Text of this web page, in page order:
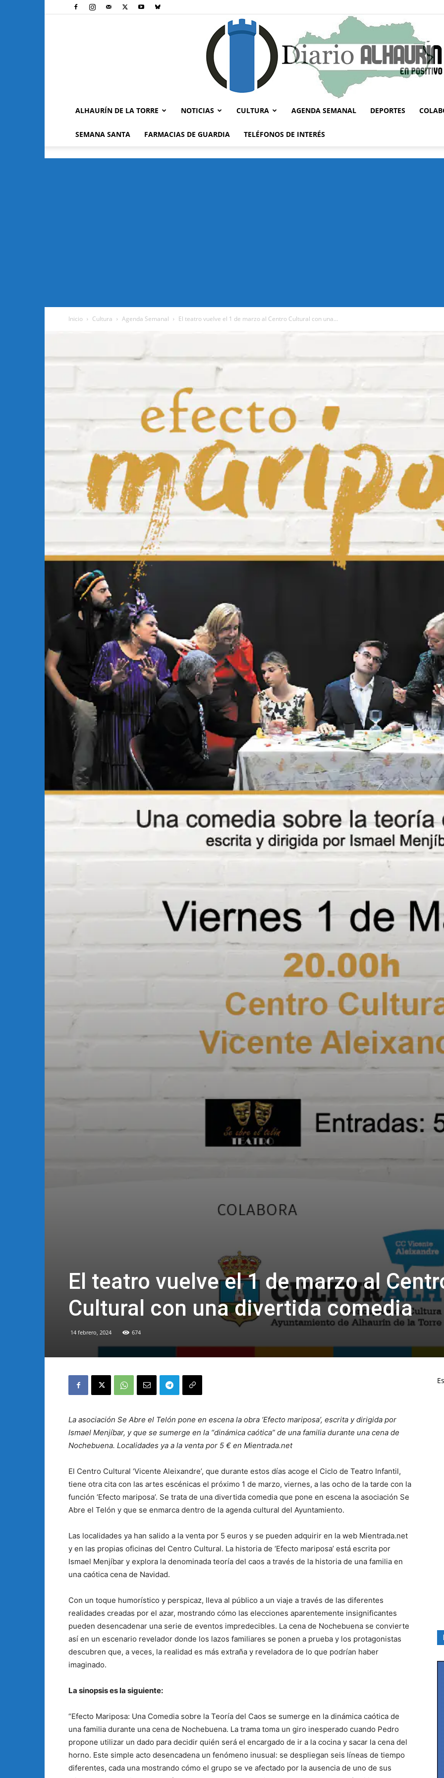
ALHAURÍN DE LA TORRE NOTICIAS CULTURA AGENDA SEMANAL DEPORTES
SEMANA SANTA FARMACIAS DE GUARDIA TELÉFONOS DE INTERÉS
Inicio Cultura Agenda Semanal El teatro vuelve el 1 de marzo al Centro Cultural con una...
El teatro vuelve el 1 de marzo al
Cultural con una divertida comedia
14 febrero, 2024 674
La asociación Se Abre el Telón pone en escena la obra ‘Efecto mariposa’, escrita y dirigida por
Ismael Menjíbar, y que se sumerge en la “dinámica caótica” de una familia durante una cena de
Nochebuena. Localidades ya a la venta por 5 € en Mientrada.net
El Centro Cultural ‘Vicente Aleixandre’, que durante estos días acoge el Ciclo de Teatro Infantil,
tiene otra cita con las artes escénicas el próximo 1 de marzo, viernes, a las ocho de la tarde con la
función ‘Efecto mariposa’. Se trata de una divertida comedia que pone en escena la asociación Se
Abre el Telón y que se enmarca dentro de la agenda cultural del Ayuntamiento.
Las localidades ya han salido a la venta por 5 euros y se pueden adquirir en la web Mientrada.net
y en las propias oficinas del Centro Cultural. La historia de ‘Efecto mariposa’ está escrita por
Ismael Menjíbar y explora la denominada teoría del caos a través de la historia de una familia en
una caótica cena de Navidad.
Con un toque humorístico y perspicaz, lleva al público a un viaje a través de las diferentes
realidades creadas por el azar, mostrando cómo las elecciones aparentemente insignificantes
pueden desencadenar una serie de eventos impredecibles. La cena de Nochebuena se convierte
así en un escenario revelador donde los lazos familiares se ponen a prueba y los protagonistas
descubren que, a veces, la realidad es más extraña y reveladora de lo que podrían haber
imaginado.
La sinopsis es la siguiente:
“Efecto Mariposa: Una Comedia sobre la Teoría del Caos se sumerge en la dinámica caótica de
una familia durante una cena de Nochebuena. La trama toma un giro inesperado cuando Pedro
propone utilizar un dado para decidir quién será el encargado de ir a la cocina y sacar la cena del
horno. Este simple acto desencadena un fenómeno inusual: se despliegan seis líneas de tiempo
diferentes, cada una mostrando cómo el grupo se ve afectado por la ausencia de uno de sus